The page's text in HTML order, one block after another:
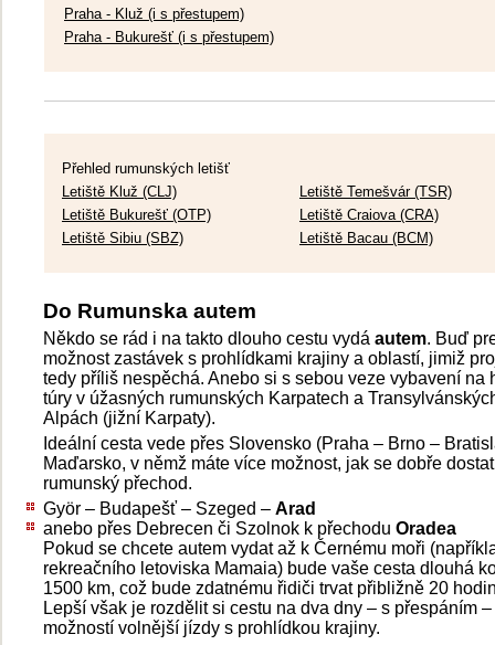
Praha - Kluž (i s přestupem)
Praha - Bukurešť (i s přestupem)
Přehled rumunských letišť
Letiště Kluž (CLJ)
Letiště Temešvár (TSR)
Letiště Bukurešť (OTP)
Letiště Craiova (CRA)
Letiště Sibiu (SBZ)
Letiště Bacau (BCM)
Do Rumunska autem
Někdo se rád i na takto dlouho cestu vydá autem. Buď
možnost zastávek s prohlídkami krajiny a oblastí, jimiž
tedy příliš nespěchá. Anebo si s sebou veze vybavení na
túry v úžasných rumunských Karpatech a
Alpách (jižní Karpaty).
Ideální cesta vede přes Slovensko (Praha – Brno –
Maďarsko, v němž máte více možnost, jak se dobře
rumunský přechod.
Györ – Budapešť – Szeged – Arad
anebo přes Debrecen či Szolnok k přechodu Oradea
Pokud se chcete autem vydat až k Černému moři
rekreačního letoviska Mamaia) bude vaše cesta dlouhá
1500 km, což bude zdatnému řidiči trvat přibližně 20
Lepší však je rozdělit si cestu na dva dny – s přespáním –
možností volnější jízdy s prohlídkou krajiny.